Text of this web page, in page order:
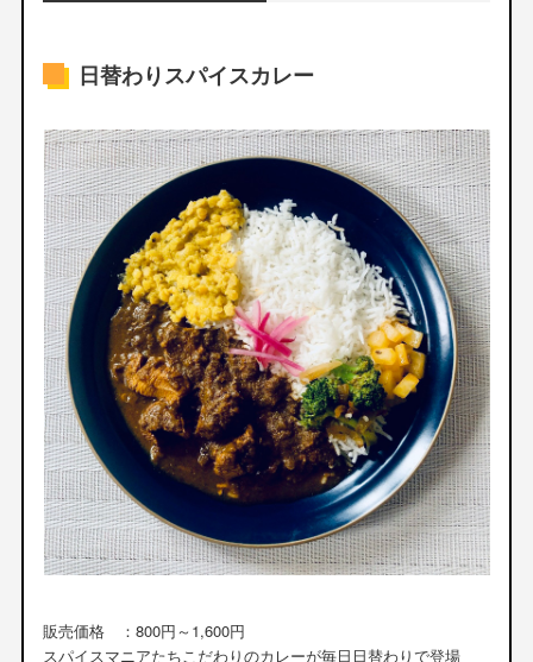
日替わりスパイスカレー
販売価格 ：800円～1,600円
スパイスマニアたちこだわりのカレーが毎日日替わりで登場